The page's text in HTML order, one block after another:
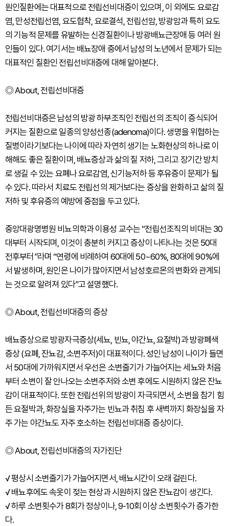
원인질환에는 대표적으로 전립선비대증이 있으며, 이 외에도 요로감
염, 만성전립선염, 요도협착, 요로결석, 전립선암, 방광암과 특히 요도
의 기능적 문제를 유발하는 신경질환이나 방광배뇨근장애 등 여러 원
인들이 있다. 여기서는 배뇨장애 중에서 남성의 노년에서 문제가 되는
대표적인 질환인 전립선비대증에 대해 알아본다.
◎ About, 전립선비대증
전립선비대증은 남성의 방광 하부조직인 전립선의 조직이 증식되어
커지는 질환으로 일종의 양성선종(adenoma)이다. 생명을 위협하는
질병이라기보다는 나이에 따라 자연히 생기는 노화현상의 하나로 이
해해도 좋은 질환이며, 배뇨증상과 삶의 질 저하, 그리고 장기간 방치
로 생길 수 있는 요폐나 요로감염, 신기능저하 등 후유증이 문제가 될
수 있다. 따라서 치료도 전립선의 제거보다는 증상을 완화하고 삶의 질
저하 및 후유증의 예방에 중점을 두고 있다.
중앙대광명병원 비뇨의학과 이용성 교수는 “전립선조직의 비대는 30
대부터 시작되며, 이것이 충분히 커지고 증상이 나타나는 것은 50대
전후부터”라며 “연령에 비례하여 60대에 50~60%, 80대에 90%에
서 발생하며, 원인은 나이가 많아지면서 남성호르몬의 변화와 관계되
는 것으로 알려져 있다”고 설명했다.
◎ About, 전립선비대증의 증상
배뇨증상으로 방광자극증상(세뇨, 빈뇨, 야간뇨, 요절박)과 방광폐색
증상 (요폐, 잔뇨감, 소변주저)이 대표적이다. 성인 남성이 나이가 들면
서 50대에 가까워지면서 우선은 소변줄기가 가늘어지는 세뇨와 처음
부터 소변이 잘 안나오는 소변주저와 소변 후에도 시원하지 않은 잔뇨
감이 대표적이다. 또한 전립선위의 방광이 자극되면서, 소변을 참기 힘
든 요절박과, 화장실을 자주가는 빈뇨과 취침 후 새벽까지 화장실을 자
주 가는 야간뇨도 자주 호소하는 전립선비대증 증상이다.
◎ About, 전립선비대증의 자가진단
√ 평상시 소변줄기가 가늘어지면서, 배뇨시간이 오래 걸린다.
√ 배뇨후에도 속옷이 젖는 현상과 시원하지 않은 잔뇨감이 생긴다.
√ 하루 소변횟수가 8회가 정상이나, 9-10회 이상 소변횟수가 증가한
다.